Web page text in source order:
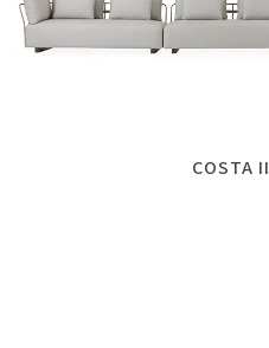
COSTA II